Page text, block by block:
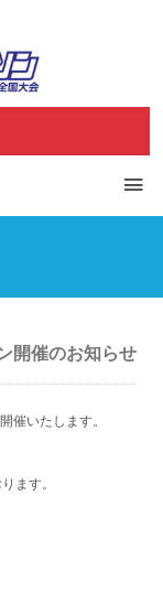
開催のお知らせ
催いたします。
ます。